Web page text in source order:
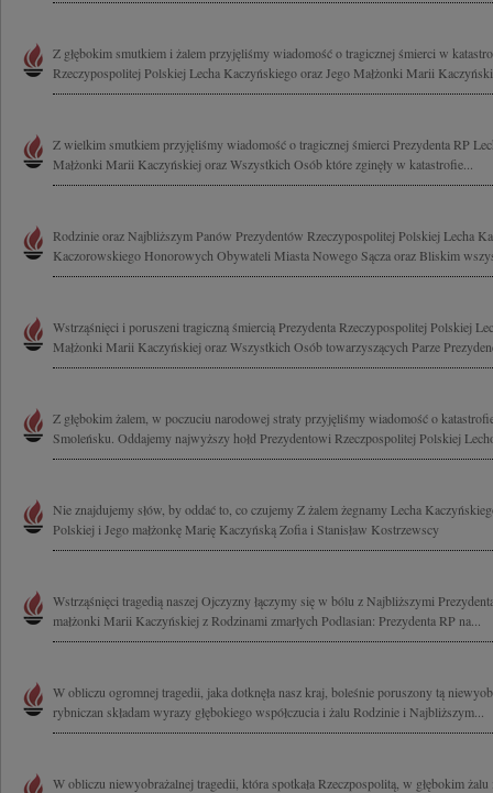
Z głębokim smutkiem i żalem przyjęliśmy wiadomość o tragicznej śmierci w
Rzeczypospolitej Polskiej Lecha Kaczyńskiego oraz Jego Małżonki Marii
Z wielkim smutkiem przyjęliśmy wiadomość o tragicznej śmierci Prezydenta RP
Małżonki Marii Kaczyńskiej oraz Wszystkich Osób które zginęły w katastrofie...
Rodzinie oraz Najbliższym Panów Prezydentów Rzeczypospolitej Polskiej Lecha
Kaczorowskiego Honorowych Obywateli Miasta Nowego Sącza oraz Bliskim
Wstrząśnięci i poruszeni tragiczną śmiercią Prezydenta Rzeczypospolitej Polskiej
Małżonki Marii Kaczyńskiej oraz Wszystkich Osób towarzyszących Parze
Z głębokim żalem, w poczuciu narodowej straty przyjęliśmy wiadomość o
Smoleńsku. Oddajemy najwyższy hołd Prezydentowi Rzeczpospolitej Polskiej
Nie znajdujemy słów, by oddać to, co czujemy Z żalem żegnamy Lecha
Polskiej i Jego małżonkę Marię Kaczyńską Zofia i Stanisław Kostrzewscy
Wstrząśnięci tragedią naszej Ojczyzny łączymy się w bólu z Najbliższymi
małżonki Marii Kaczyńskiej z Rodzinami zmarłych Podlasian: Prezydenta RP na...
W obliczu ogromnej tragedii, jaka dotknęła nasz kraj, boleśnie poruszony tą
rybniczan składam wyrazy głębokiego współczucia i żalu Rodzinie i Najbliższym...
W obliczu niewyobrażalnej tragedii, która spotkała Rzeczpospolitą, w głębokim żalu